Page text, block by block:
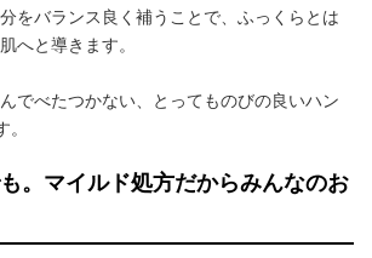
をバランス良く補うことで、ふっくらとは
へと導きます。
でべたつかない、とってものびの良いハン
。マイルド処方だからみんなのお